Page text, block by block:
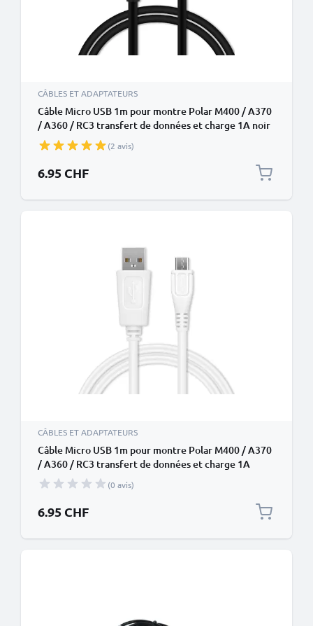
CÂBLES ET ADAPTATEURS
Câble Micro USB 1m pour montre Polar M400 / A370
/ A360 / RC3 transfert de données et charge 1A noir
en PVC
(2 avis)
6.95 CHF
CÂBLES ET ADAPTATEURS
Câble Micro USB 1m pour montre Polar M400 / A370
/ A360 / RC3 transfert de données et charge 1A
blanc en PVC
(0 avis)
6.95 CHF